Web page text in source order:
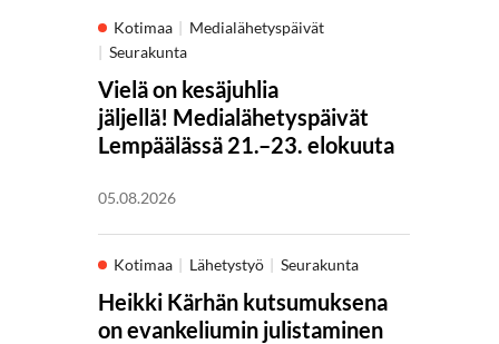
Kotimaa
Medialähetyspäivät
Seurakunta
Vielä on kesäjuhlia
jäljellä! Medialähetyspäivät
Lempäälässä 21.–23. elokuuta
05.08.2026
Kotimaa Lähetystyö Seurakunta
Heikki Kärhän kutsumuksena
on evankeliumin julistaminen